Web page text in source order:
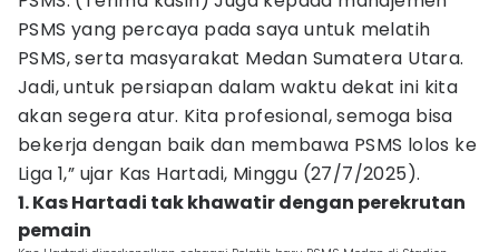
PSMS yang percaya pada saya untuk melatih
PSMS, serta masyarakat Medan Sumatera Utara.
Jadi, untuk persiapan dalam waktu dekat ini kita
akan segera atur. Kita profesional, semoga bisa
bekerja dengan baik dan membawa PSMS lolos ke
Liga 1,” ujar Kas Hartadi, Minggu (27/7/2025).
1. Kas Hartadi tak khawatir dengan perekrutan
pemain